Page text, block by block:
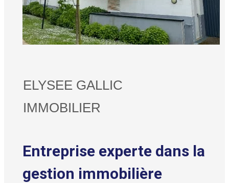
ELYSEE GALLIC
IMMOBILIER
Entreprise experte dans la
gestion immobilière